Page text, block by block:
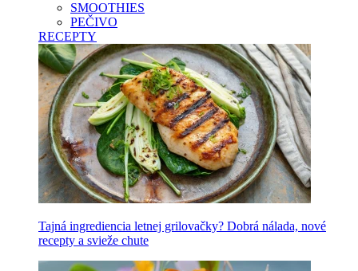
SMOOTHIES
PEČIVO
RECEPTY
Tajná ingrediencia letnej grilovačky? Dobrá nálada, nové
recepty a svieže chute